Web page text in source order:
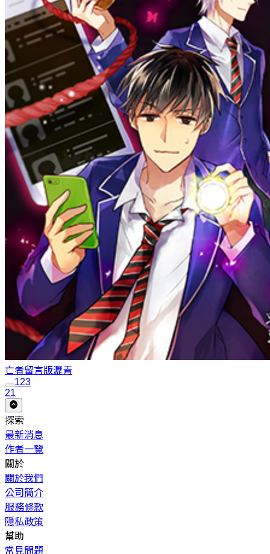
亡者留言版瀝青
123
21
探索
最新消息
作者一覽
關於
關於我們
公司簡介
服務條款
隱私政策
幫助
常見問題